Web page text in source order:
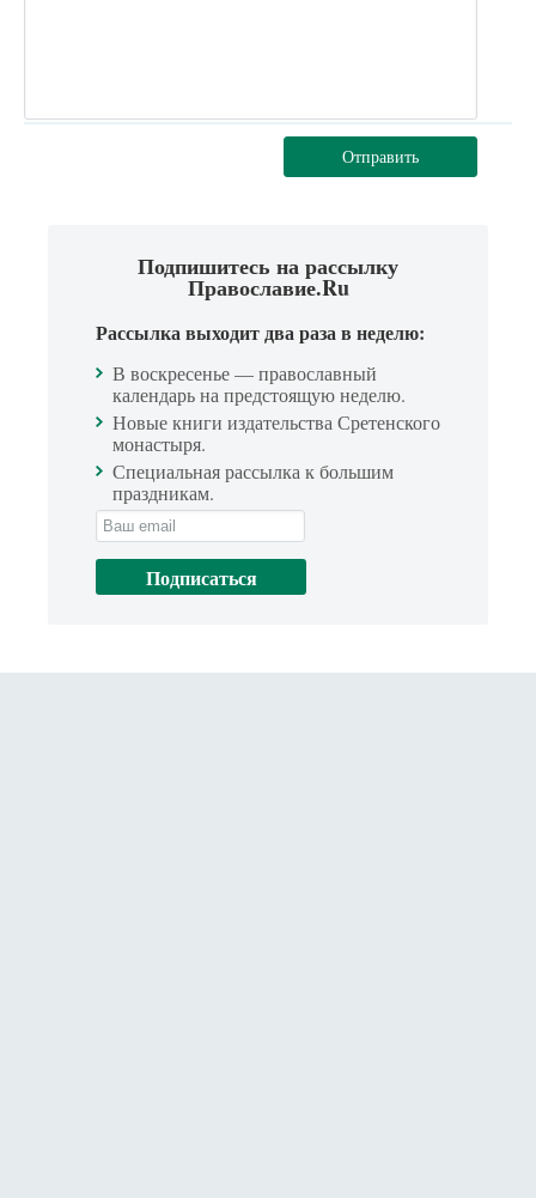
Отправить
Подпишитесь на рассылку
Православие.Ru
Рассылка выходит два раза в неделю:
В воскресенье — православный
календарь на предстоящую неделю.
Новые книги издательства Сретенского
монастыря.
Специальная рассылка к большим
праздникам.